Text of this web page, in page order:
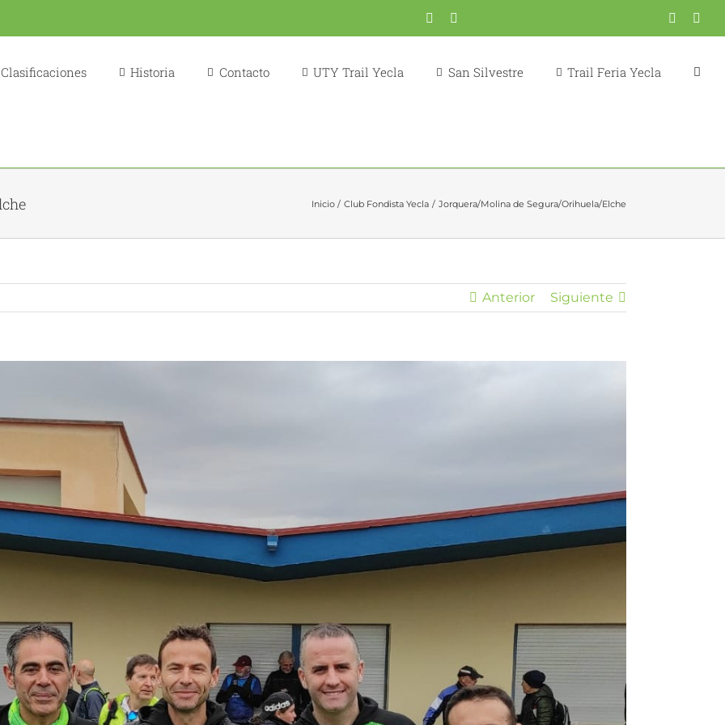
Correo
Clasificaciones Historia Contacto UTY Trail Yecla San Silvestre Trail Feria Yecla
Inicio Club Fondista Yecla Jorquera/Molina de Segura/Orihuela/Elche
Anterior Siguiente